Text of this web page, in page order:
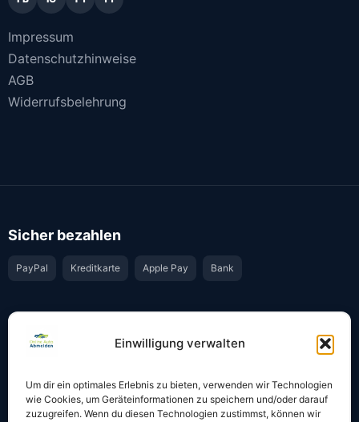
Einwilligung verwalten
Um dir ein optimales Erlebnis zu bieten, verwenden wir Technologien
wie Cookies, um Geräteinformationen zu speichern und/oder darauf
zuzugreifen. Wenn du diesen Technologien zustimmst, können wir
Impressum
Datenschutzhinweise
AGB
Widerrufsbelehrung
Sicher bezahlen
PayPal Kreditkarte Apple Pay Bank
Bestätigung per E-Mail Support per WhatsApp